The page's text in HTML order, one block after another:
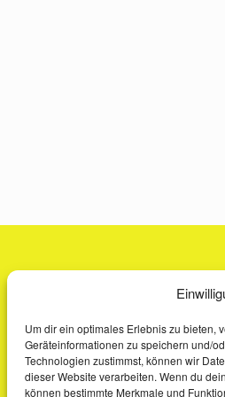
Um dir ein optimales Erlebnis zu bieten,
Geräteinformationen zu speichern und/
Technologien zustimmst, können wir
dieser Website verarbeiten. Wenn du
können bestimmte Merkmale und